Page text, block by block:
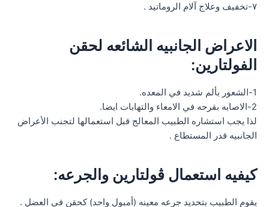
٧-تخفيف وعلاج آلام الروماتيد .
الاعراض الجانبيه الشائعه لحقن
الفولتارين:
1-الشعور بألم شديد في المعده.
2-الاصابه بقرحه في الامعاء والتهابات ايضا.
لذا يجب استشاره الطبيب المعالج قبل استعمالها لتجنب الأعراض
الجانبيه قدر المستطاع .
كيفيه استعمال ڤولتارين والجرعه:
يقوم الطبيب بتحديد جرعه معينه (أمبول واحد) كحقن في العضل .